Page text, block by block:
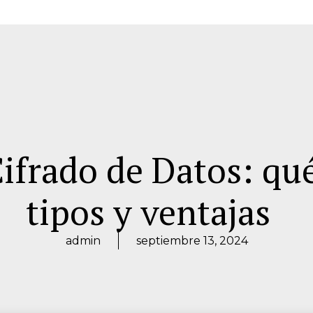
de Datos:
tipos y ventajas
admin septiembre 13, 2024